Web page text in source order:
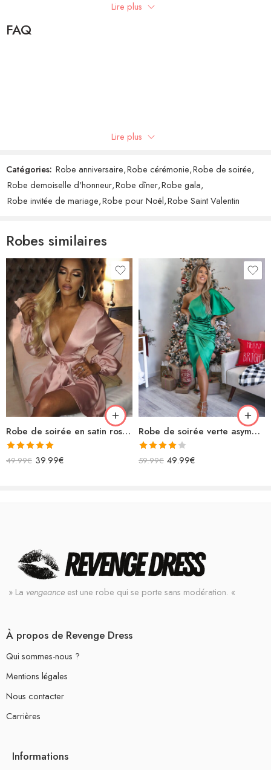
Be the first to review!
Lire plus
FAQ
Lire plus
Catégories: Robe anniversaire,Robe cérémonie,Robe de soirée,
Robe demoiselle d'honneur,Robe dîner,Robe gala,
Robe invitée de mariage,Robe pour Noël,Robe Saint Valentin
Robes similaires
Robe de soirée en satin rose poudré fluide
Note5.00
sur 5
49.99€ 39.99€
Robe de soirée verte asymétrique en satin
Note
4.00sur
59.99€ 49.99€
» La vengeance est une robe qui se porte sans modération. «
À propos de Revenge Dress
Qui sommes-nous ?
Mentions légales
Nous contacter
Carrières
Informations